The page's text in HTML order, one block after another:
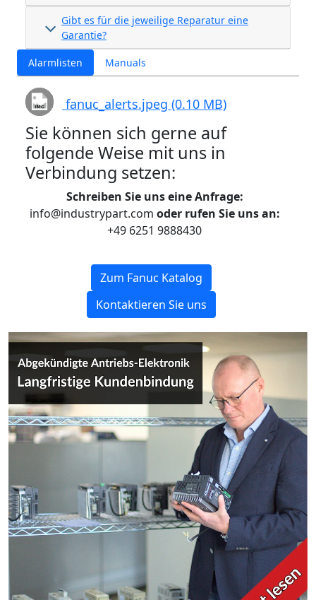
Gibt es für die jeweilige Reparatur eine
Garantie?
Alarmlisten Manuals
fanuc_alerts.jpeg (0.10 MB)
Sie können sich gerne auf
folgende Weise mit uns in
Verbindung setzen:
Schreiben Sie uns eine Anfrage:
info@industrypart.com oder rufen Sie uns an:
+49 6251 9888430
Zum Fanuc Katalog
Kontaktieren Sie uns